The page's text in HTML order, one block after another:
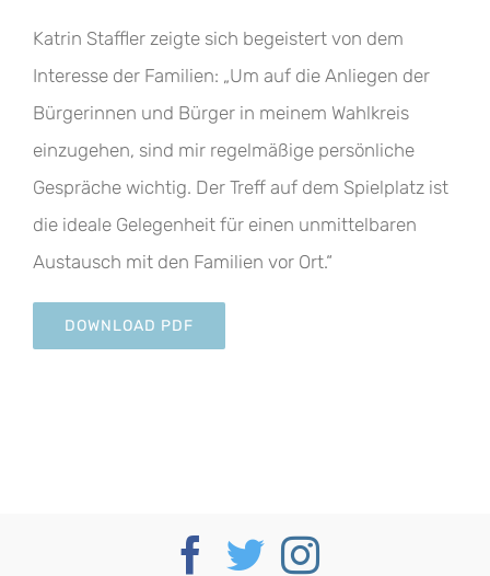
Katrin Staffler zeigte sich begeistert von dem
Interesse der Familien: „Um auf die Anliegen der
Bürgerinnen und Bürger in meinem Wahlkreis
einzugehen, sind mir regelmäßige persönliche
Gespräche wichtig. Der Treff auf dem Spielplatz ist
die ideale Gelegenheit für einen unmittelbaren
Austausch mit den Familien vor Ort.“
DOWNLOAD PDF